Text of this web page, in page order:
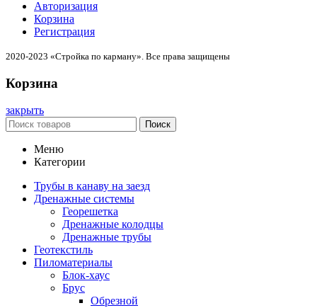
Авторизация
Корзина
Регистрация
2020-2023 «Стройка по карману». Все права защищены
Корзина
закрыть
Поиск
Меню
Категории
Трубы в канаву на заезд
Дренажные системы
Георешетка
Дренажные колодцы
Дренажные трубы
Геотекстиль
Пиломатериалы
Блок-хаус
Брус
Обрезной